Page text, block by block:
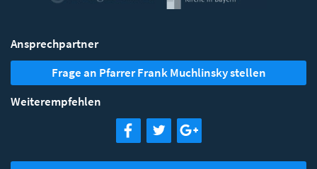
Ansprechpartner
Frage an Pfarrer Frank Muchlinsky stellen
Weiterempfehlen